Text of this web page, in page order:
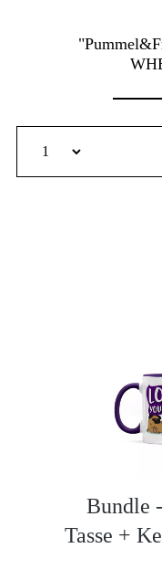
Bundle
Tasse +